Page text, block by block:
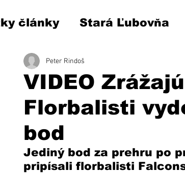
články Stará Ľubovňa
VIDEO
Florbalisti
bod
Peter Rindoš
Jediný bod za prehru po
pripísali florbalisti